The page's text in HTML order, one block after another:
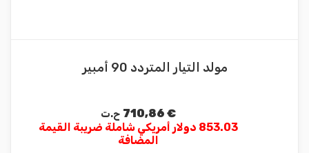
مولد التيار المتردد 90 أمبير
710,86 € ح.ت
853.03 دولار أمريكي شاملة ضريبة القيمة
المضافة